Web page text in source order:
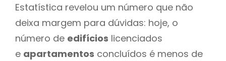
Estatística revelou um número que não
deixa margem para dúvidas: hoje, o
número de edifícios licenciados
e apartamentos concluídos é menos de